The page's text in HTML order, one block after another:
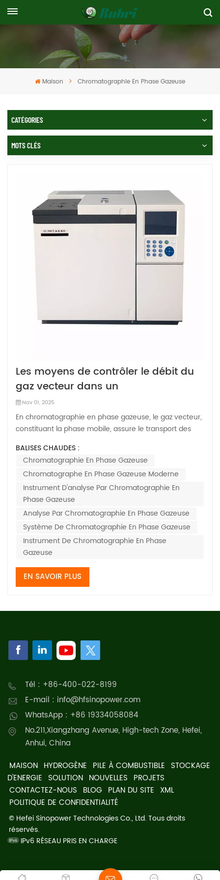
Maison Chromatographie En Phase Gazeuse
CATÉGORIES
MOTS CLÉS
Les moyens de contrôler le débit du
gaz vecteur dans un
chromatographe en phase gazeuse
Nov 01, 2025
En chromatographie en phase gazeuse, le gaz vecteur,
constituant la phase mobile, assure le transport des
chromatographique à un débit stable et reproductible.
La précision et la stabilité du débit du gaz vecteur sont
essentielles au bon fonctionnemen...
BALISES CHAUDES :
Chromatographie En Phase Gazeuse
Chromatographe En Phase Gazeuse Moderne
Instrument D'analyse Par Chromatographie En
Phase Gazeuse
Analyse Par Chromatographie En Phase Gazeuse
Système De Chromatographie En Phase Gazeuse
Instrument De Chromatographie En Phase
Gazeuse
EN SAVOIR PLUS
Tél : +86-400-022-8199
E-mail : info@hfsinopower.com
WhatsApp : +86 19334058084
No.211,Xiangzhang Avenue, High-tech Zone, Hefei,
Anhui, China
MAISON HYDROGÈNE PILE À COMBUSTIBLE STOCKAGE
D'ENERGIE SOLUTION NOUVELLES PROJETS
CONTACTEZ-NOUS BLOG PLAN DU SITE XML
POLITIQUE DE CONFIDENTIALITÉ
© Hefei Sinopower Technologies Co., Ltd. Tous droits
réservés.
IPv6 RÉSEAU PRIS EN CHARGE